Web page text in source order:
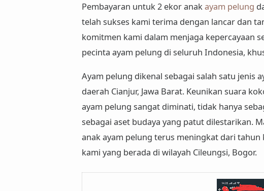
Pembayaran untuk 2 ekor anakayam pelung
telah sukses kami terima dengan lancar dan
komitmen kami dalam menjaga kepercayaan
pecinta ayam pelung di seluruh Indonesia,
Ayam pelung dikenal sebagai salah satu jenis
daerah Cianjur, Jawa Barat. Keunikan suara
ayam pelung sangat diminati, tidak hanya
sebagai aset budaya yang patut dilestarikan.
anak ayam pelung terus meningkat dari
kami yang berada di wilayah Cileungsi, Bogor.